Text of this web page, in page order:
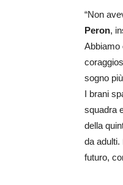
“Non
Peron,
Abbiamo
sogno
I brani
squadra
della
da
futuro,